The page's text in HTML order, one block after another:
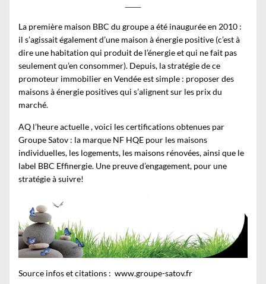
La première maison BBC du groupe a été inaugurée en 2010 :
il s’agissait également d’une maison à énergie positive (c’est à
dire une habitation qui produit de l’énergie et qui ne fait pas
seulement qu’en consommer). Depuis, la stratégie de ce
promoteur immobilier en Vendéeest simple : proposer des
maisons à énergie positives qui s’alignent sur les prix du
marché.
AQ l’heure actuelle , voici les certifications obtenues par
Groupe Satov : la marque NF HQE pour les maisons
individuelles, les logements, les maisons rénovées, ainsi que le
label BBC Effinergie. Une preuve d’engagement, pour une
stratégie à suivre!
Source infos et citations : www.groupe-satov.fr